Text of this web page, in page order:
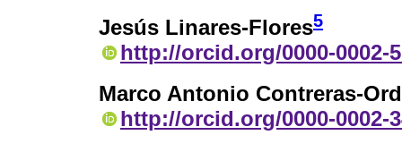
Jesús Linares-Flores5
http://orcid.org/0000-0002-
Marco Antonio Contreras-
http://orcid.org/0000-0002-